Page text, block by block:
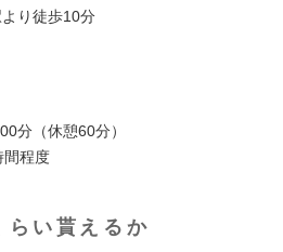
より徒歩10分
分（休憩60分）
程度
らい貰えるか